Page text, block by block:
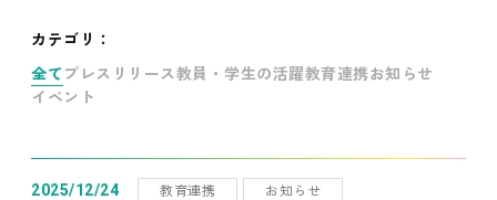
カテゴリ：
全て プレスリリース教員・学生の活躍教育連携お知らせ
イベント
2025/12/24 教育連携 お知らせ